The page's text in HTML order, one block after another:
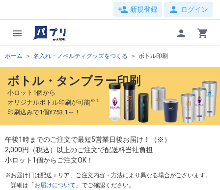
person_add 新規登録 person ログイン
menu person shopping_cart
ホーム 名入れ・ノベルティグッズをつくる ボトル印刷
ボトル・タンブラー印刷
小ロット1個から
オリジナルボトル印刷が可能※１
印刷込みで1個¥753.1～！
午後1時までのご注文で最短5営業日後お届け！（※）
2,000円（税込）以上のご注文で配送料当社負担
小ロット1個からご注文OK！
お届け日は配送エリア、ご注文内容・方法により異なる場合がございます。
詳細は「 お届けについて 」でご確認ください。